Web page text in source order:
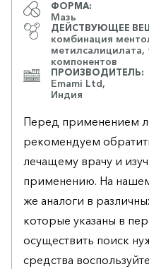
ФОРМА:
Мазь
ДЕЙСТВУЮЩЕЕ
комбинация
компонентов
ПРОИЗВОДИТЕЛЬ:
Emami Ltd,
Индия
Перед применением
рекомендуем
лечащему врачу и
применению. На
же аналоги в
которые указаны в
осуществить поиск
средства